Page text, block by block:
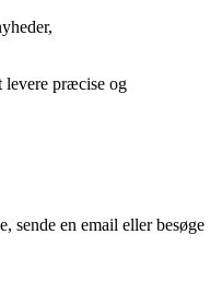
levere præcise og
sende en email eller besøge